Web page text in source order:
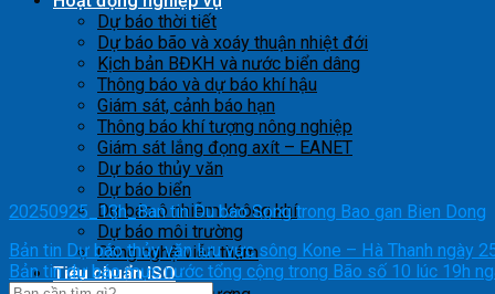
Dự báo thời tiết
Dự báo bão và xoáy thuận nhiệt đới
Kịch bản BĐKH và nước biển dâng
Thông báo và dự báo khí hậu
Giám sát, cảnh báo hạn
Thông báo khí tượng nông nghiệp
Giám sát lắng đọng axít – EANET
Dự báo thủy văn
Dự báo biển
Dự báo ô nhiễm không khí
Dự báo môi trường
Công nghệ viễn thám
Tiêu chuẩn ISO
20250925_13h_Ban tin Du bao Song trong Bao gan Bien Dong
Bản tin Dự báo thủy văn lưu vực sông Kone – Hà Thanh ngày
Bản tin dự báo mực nước tổng cộng trong Bão số 10 lúc 19h